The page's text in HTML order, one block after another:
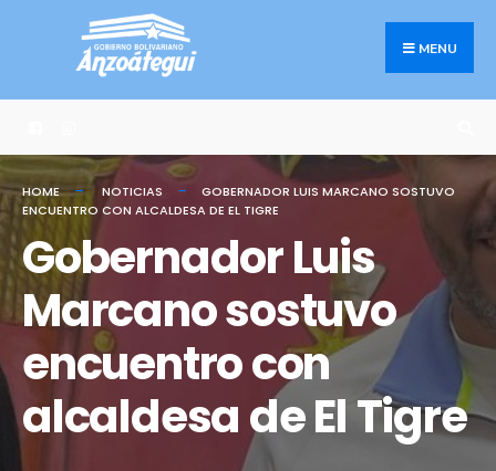
MENU
HOME NOTICIAS
GOBERNADOR LUIS MARCANO SOSTUVO
ENCUENTRO CON ALCALDESA DE EL TIGRE
Gobernador Luis
Marcano sostuvo
encuentro con
alcaldesa de El Tigre
Search